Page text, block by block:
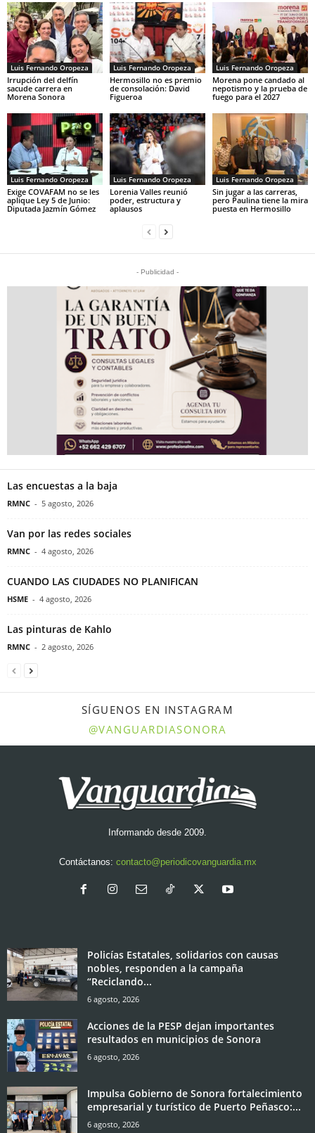
Luis Fernando Oropeza
Irrupción del delfín
sacude carrera en
Morena Sonora
Luis Fernando Oropeza
Hermosillo no es premio
de consolación: David
Figueroa
Luis Fernando Oropeza
Morena pone candado al
nepotismo y la prueba de
fuego para el 2027
Luis Fernando Oropeza
Exige COVAFAM no se les
aplique Ley 5 de Junio:
Diputada Jazmín Gómez
Luis Fernando Oropeza
Lorenia Valles reunió
poder, estructura y
aplausos
Luis Fernando Oropeza
Sin jugar a las carreras,
pero Paulina tiene la mira
puesta en Hermosillo
- Publicidad -
Las encuestas a la baja
RMNC - 5 agosto, 2026
Van por las redes sociales
RMNC - 4 agosto, 2026
CUANDO LAS CIUDADES NO PLANIFICAN
HSME - 4 agosto, 2026
Las pinturas de Kahlo
RMNC - 2 agosto, 2026
SÍGUENOS EN INSTAGRAM
@VANGUARDIASONORA
Informando desde 2009.
Contáctanos: contacto@periodicovanguardia.mx
Policías Estatales, solidarios con causas
nobles, responden a la campaña
“Reciclando...
6 agosto, 2026
Acciones de la PESP dejan importantes
resultados en municipios de Sonora
6 agosto, 2026
Impulsa Gobierno de Sonora fortalecimiento
empresarial y turístico de Puerto Peñasco:...
6 agosto, 2026